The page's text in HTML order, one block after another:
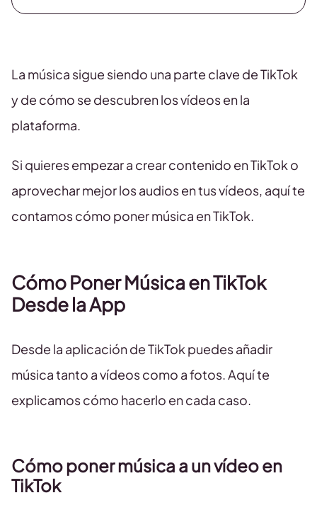
La música sigue siendo una parte clave de TikTok
y de cómo se descubren los vídeos en la
plataforma.
Si quieres empezar a crear contenido en TikTok o
aprovechar mejor los audios en tus vídeos, aquí te
contamos cómo poner música en TikTok.
Cómo Poner Música en TikTok
Desde la App
Desde la aplicación de TikTok puedes añadir
música tanto a vídeos como a fotos. Aquí te
explicamos cómo hacerlo en cada caso.
Cómo poner música a un vídeo en
TikTok